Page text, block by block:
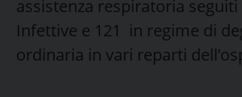
assistenza respiratoria
Infettive e 121 in regime di
ordinaria in vari reparti